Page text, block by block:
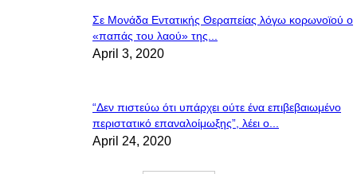
Σε Μονάδα Εντατικής Θεραπείας λόγω κορωνοϊού ο
«παπάς του λαού» της...
April 3, 2020
“Δεν πιστεύω ότι υπάρχει ούτε ένα επιβεβαιωμένο
περιστατικό επαναλοίμωξης”, λέει ο...
April 24, 2020